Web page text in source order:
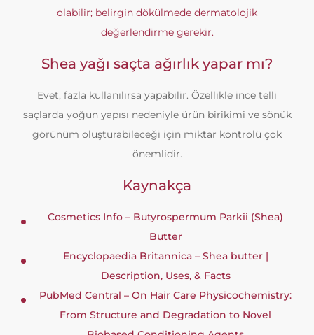
olabilir; belirgin dökülmede dermatolojik
değerlendirme gerekir.
Shea yağı saçta ağırlık yapar mı?
Evet, fazla kullanılırsa yapabilir. Özellikle ince telli
saçlarda yoğun yapısı nedeniyle ürün birikimi ve sönük
görünüm oluşturabileceği için miktar kontrolü çok
önemlidir.
Kaynakça
Cosmetics Info – Butyrospermum Parkii (Shea)
Butter
Encyclopaedia Britannica – Shea butter |
Description, Uses, & Facts
PubMed Central – On Hair Care Physicochemistry:
From Structure and Degradation to Novel